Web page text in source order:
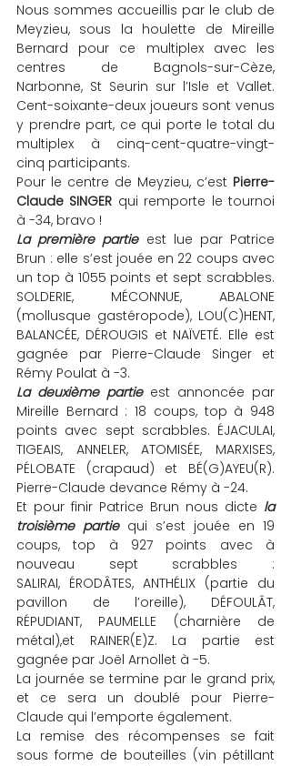
Nous sommes accueillis par le club de
Meyzieu, sous la houlette de Mireille
Bernard pour ce multiplex avec les
centres de Bagnols-sur-Cèze,
Narbonne, St Seurin sur l’Isle et Vallet.
Cent-soixante-deux joueurs sont venus
y prendre part, ce qui porte le total du
multiplex à cinq-cent-quatre-vingt-
cinq participants.
Pour le centre de Meyzieu, c’est Pierre-
Claude SINGER qui remporte le tournoi
à -34, bravo !
La première partie est lue par Patrice
Brun : elle s’est jouée en 22 coups avec
un top à 1055 points et sept scrabbles.
SOLDERIE, MÉCONNUE, ABALONE
(mollusque gastéropode), LOU(C)HENT,
BALANCÉE, DÉROUGIS et NAÏVETÉ. Elle est
gagnée par Pierre-Claude Singer et
Rémy Poulat à -3.
La deuxième partie est annoncée par
Mireille Bernard : 18 coups, top à 948
points avec sept scrabbles. ÉJACULAI,
TIGEAIS, ANNELER, ATOMISÉE, MARXISES,
PÉLOBATE (crapaud) et BÉ(G)AYEU(R).
Pierre-Claude devance Rémy à -24.
Et pour finir Patrice Brun nous dicte la
troisième partie qui s’est jouée en 19
coups, top à 927 points avec à
nouveau sept scrabbles :
SALIRAI, ÉRODÂTES, ANTHÉLIX (partie du
pavillon de l’oreille), DÉFOULÂT,
RÉPUDIANT, PAUMELLE (charnière de
métal),et RAINER(E)Z. La partie est
gagnée par Joël Arnollet à -5.
La journée se termine par le grand prix,
et ce sera un doublé pour Pierre-
Claude qui l’emporte également.
La remise des récompenses se fait
sous forme de bouteilles (vin pétillant